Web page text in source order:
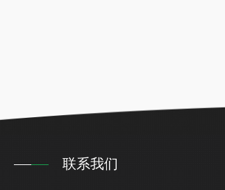
联系我们